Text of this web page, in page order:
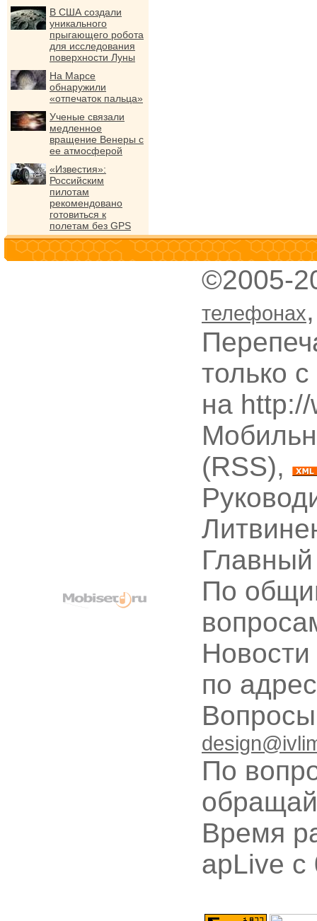
В США создали
уникального
прыгающего робота
для исследования
поверхности Луны
На Марсе
обнаружили
«отпечаток пальца»
Ученые связали
медленное
вращение Венеры с
ее атмосферой
«Известия»:
Российским
пилотам
рекомендовано
готовиться к
полетам без GPS
©2005-
телефонах
только
на
(RSS),
По
по
По
Время
apLive c